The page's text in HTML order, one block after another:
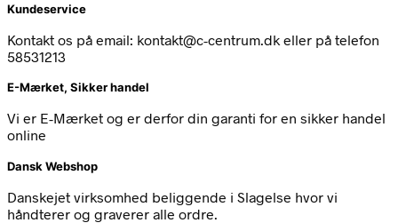
Kundeservice
Kontakt os på email: kontakt@c-centrum.dk eller på telefon
58531213
E-Mærket, Sikker handel
Vi er E-Mærket og er derfor din garanti for en sikker handel
online
Dansk Webshop
Danskejet virksomhed beliggende i Slagelse hvor vi
håndterer og graverer alle ordre.